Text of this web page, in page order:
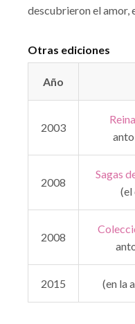
descubrieron el amor,
Otras ediciones
Año
2003
2008
Sagas
(el
2008
2015 (en la